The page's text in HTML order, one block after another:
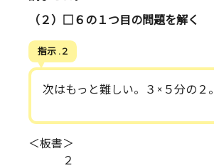
（２）□６の１つ目の問題を解く
指示 . 2
次はもっと難しい。３×５分の２。
＜板書＞
２